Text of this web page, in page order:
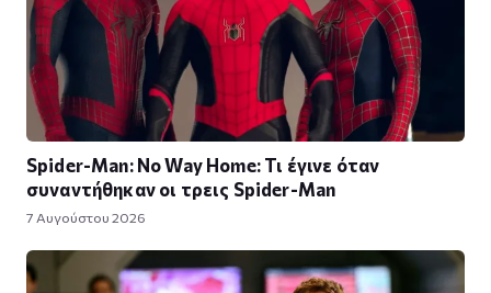
Spider-Man: No Way Home: Τι έγινε όταν
συναντήθηκαν οι τρεις Spider-Man
7 Αυγούστου 2026